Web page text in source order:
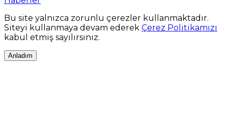
Bu site yalnızca zorunlu çerezler kullanmaktadır.
Siteyi kullanmaya devam ederek Çerez Politikamızı
kabul etmiş sayılırsınız.
Anladım